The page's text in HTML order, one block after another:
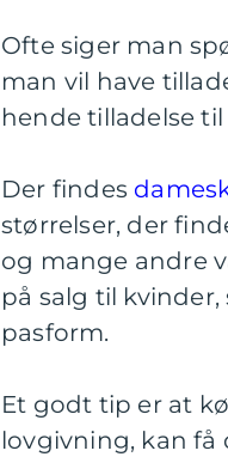
Ofte siger man
man vil have
hende tilladelse
Der findes
størrelser, der
og mange andre
på salg til
pasform.
Et godt tip er at
lovgivning, kan få